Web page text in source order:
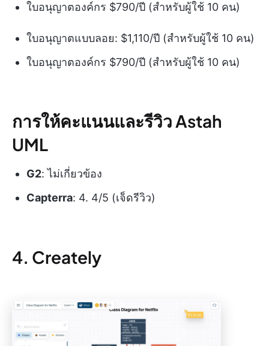
ใบอนุญาตองค์กร $790/ปี (สำหรับผู้ใช้ 10 คน)
ใบอนุญาตแบบลอย: $1,110/ปี (สำหรับผู้ใช้ 10 คน)
ใบอนุญาตองค์กร $790/ปี (สำหรับผู้ใช้ 10 คน)
การให้คะแนนและรีวิว Astah
UML
G2: ไม่เกี่ยวข้อง
Capterra: 4. 4/5 (เจ็ดรีวิว)
4. Creately